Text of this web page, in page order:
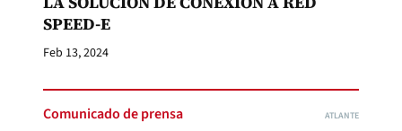
SPEED-E
Feb 13, 2024
Comunicado de prensa ATLANTE